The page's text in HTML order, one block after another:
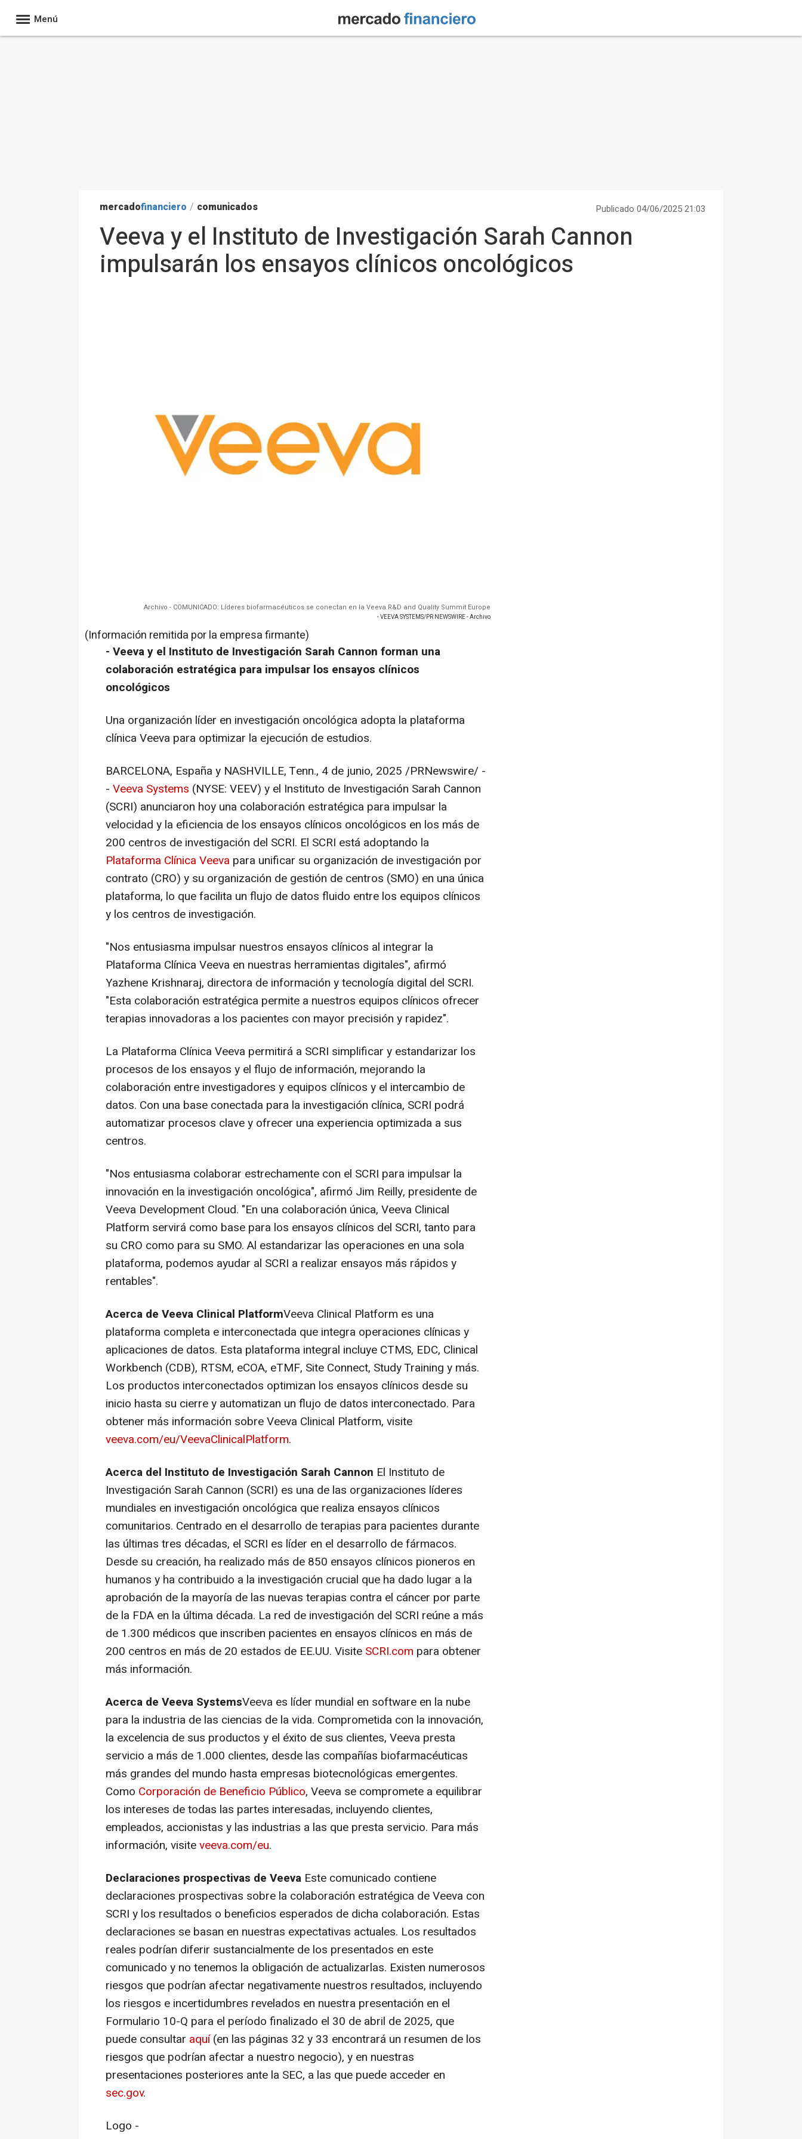
Menú
mercadofinanciero / comunicados Publicado 04/06/2025 21:03
Veeva y el Instituto de Investigación Sarah Cannon
impulsarán los ensayos clínicos oncológicos
Archivo - COMUNICADO: Líderes biofarmacéuticos se conectan en la Veeva R&D and Quality Summit Europe
- VEEVA SYSTEMS/PR NEWSWIRE - Archivo
(Información remitida por la empresa firmante)
- Veeva y el Instituto de Investigación Sarah Cannon forman una
colaboración estratégica para impulsar los ensayos clínicos
oncológicos
Una organización líder en investigación oncológica adopta la plataforma
clínica Veeva para optimizar la ejecución de estudios.
BARCELONA, España y NASHVILLE, Tenn., 4 de junio, 2025 /PRNewswire/ -
- Veeva Systems (NYSE: VEEV) y el Instituto de Investigación Sarah Cannon
(SCRI) anunciaron hoy una colaboración estratégica para impulsar la
velocidad y la eficiencia de los ensayos clínicos oncológicos en los más de
200 centros de investigación del SCRI. El SCRI está adoptando la
Plataforma Clínica Veeva para unificar su organización de investigación por
contrato (CRO) y su organización de gestión de centros (SMO) en una única
plataforma, lo que facilita un flujo de datos fluido entre los equipos clínicos
y los centros de investigación.
"Nos entusiasma impulsar nuestros ensayos clínicos al integrar la
Plataforma Clínica Veeva en nuestras herramientas digitales", afirmó
Yazhene Krishnaraj, directora de información y tecnología digital del SCRI.
"Esta colaboración estratégica permite a nuestros equipos clínicos ofrecer
terapias innovadoras a los pacientes con mayor precisión y rapidez".
La Plataforma Clínica Veeva permitirá a SCRI simplificar y estandarizar los
procesos de los ensayos y el flujo de información, mejorando la
colaboración entre investigadores y equipos clínicos y el intercambio de
datos. Con una base conectada para la investigación clínica, SCRI podrá
automatizar procesos clave y ofrecer una experiencia optimizada a sus
centros.
"Nos entusiasma colaborar estrechamente con el SCRI para impulsar la
innovación en la investigación oncológica", afirmó Jim Reilly, presidente de
Veeva Development Cloud. "En una colaboración única, Veeva Clinical
Platform servirá como base para los ensayos clínicos del SCRI, tanto para
su CRO como para su SMO. Al estandarizar las operaciones en una sola
plataforma, podemos ayudar al SCRI a realizar ensayos más rápidos y
rentables".
Acerca de Veeva Clinical PlatformVeeva Clinical Platform es una
plataforma completa e interconectada que integra operaciones clínicas y
aplicaciones de datos. Esta plataforma integral incluye CTMS, EDC, Clinical
Workbench (CDB), RTSM, eCOA, eTMF, Site Connect, Study Training y más.
Los productos interconectados optimizan los ensayos clínicos desde su
inicio hasta su cierre y automatizan un flujo de datos interconectado. Para
obtener más información sobre Veeva Clinical Platform, visite
veeva.com/eu/VeevaClinicalPlatform.
Acerca del Instituto de Investigación Sarah Cannon El Instituto de
Investigación Sarah Cannon (SCRI) es una de las organizaciones líderes
mundiales en investigación oncológica que realiza ensayos clínicos
comunitarios. Centrado en el desarrollo de terapias para pacientes durante
las últimas tres décadas, el SCRI es líder en el desarrollo de fármacos.
Desde su creación, ha realizado más de 850 ensayos clínicos pioneros en
humanos y ha contribuido a la investigación crucial que ha dado lugar a la
aprobación de la mayoría de las nuevas terapias contra el cáncer por parte
de la FDA en la última década. La red de investigación del SCRI reúne a más
de 1.300 médicos que inscriben pacientes en ensayos clínicos en más de
200 centros en más de 20 estados de EE.UU. Visite SCRI.com para obtener
más información.
Acerca de Veeva SystemsVeeva es líder mundial en software en la nube
para la industria de las ciencias de la vida. Comprometida con la innovación,
la excelencia de sus productos y el éxito de sus clientes, Veeva presta
servicio a más de 1.000 clientes, desde las compañías biofarmacéuticas
más grandes del mundo hasta empresas biotecnológicas emergentes.
Como Corporación de Beneficio Público, Veeva se compromete a equilibrar
los intereses de todas las partes interesadas, incluyendo clientes,
empleados, accionistas y las industrias a las que presta servicio. Para más
información, visiteveeva.com/eu.
Declaraciones prospectivas de Veeva Este comunicado contiene
declaraciones prospectivas sobre la colaboración estratégica de Veeva con
SCRI y los resultados o beneficios esperados de dicha colaboración. Estas
declaraciones se basan en nuestras expectativas actuales. Los resultados
reales podrían diferir sustancialmente de los presentados en este
comunicado y no tenemos la obligación de actualizarlas. Existen numerosos
riesgos que podrían afectar negativamente nuestros resultados, incluyendo
los riesgos e incertidumbres revelados en nuestra presentación en el
Formulario 10-Q para el período finalizado el 30 de abril de 2025, que
puede consultar aquí(en las páginas 32 y 33 encontrará un resumen de los
riesgos que podrían afectar a nuestro negocio), y en nuestras
presentaciones posteriores ante la SEC, a las que puede acceder en
sec.gov.
Logo -